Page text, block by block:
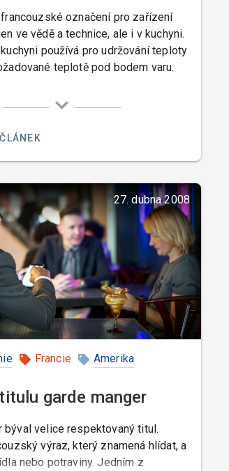
francouzské označení pro zařízení
ve vědě a technice, ale i v kuchyni.
používá pro udržování teploty
teplotě pod bodem varu.
27. dubna 2008
Francie Amerika
garde manger
býval velice respektovaný titul.
výraz, který znamená hlídat, a
nebo potraviny. Jedním z